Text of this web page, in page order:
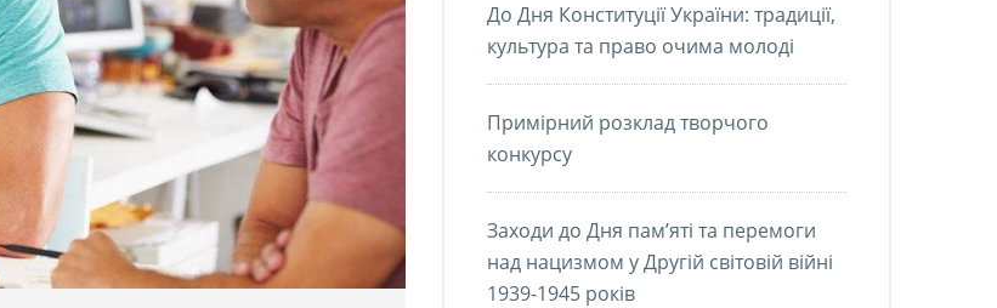
До Дня Конституції України: традиції,
культура та право очима молоді
Примірний розклад творчого
конкурсу
Заходи до Дня пам’яті та перемоги
над нацизмом у Другій світовій війні
1939-1945 років